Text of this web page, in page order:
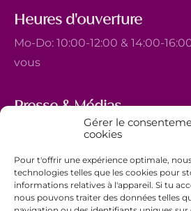
Gérer le
cookies
Pour t'offrir une expérience optimale,
technologies telles que les cookies pour
informations relatives à l'appareil. Si tu
nous pouvons traiter des données telles
Heures d'ouverture
Mo-Do: 10:00-12:00 & 14:00-
vous
Presse & Médias
5, avenue Marie-Thérèse
+352 44 743 340
comm@ewb.lu